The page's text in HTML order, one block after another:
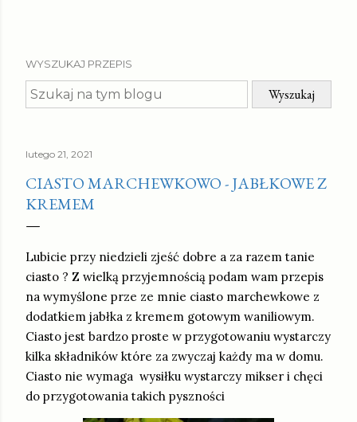
WYSZUKAJ PRZEPIS
lutego 21, 2021
CIASTO MARCHEWKOWO - JABŁKOWE Z
KREMEM
Lubicie przy niedzieli zjeść dobre a za razem tanie
ciasto ? Z wielką przyjemnością podam wam przepis
na wymyślone prze ze mnie ciasto marchewkowe z
dodatkiem jabłka z kremem gotowym waniliowym.
Ciasto jest bardzo proste w przygotowaniu wystarczy
kilka składników które za zwyczaj każdy ma w domu.
Ciasto nie wymaga wysiłku wystarczy mikser i chęci
do przygotowania takich pyszności